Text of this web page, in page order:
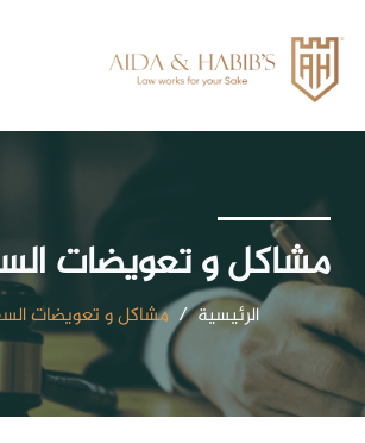
مشاكل و تعويضات
الرئيسية/ مشاكل و تعويضات